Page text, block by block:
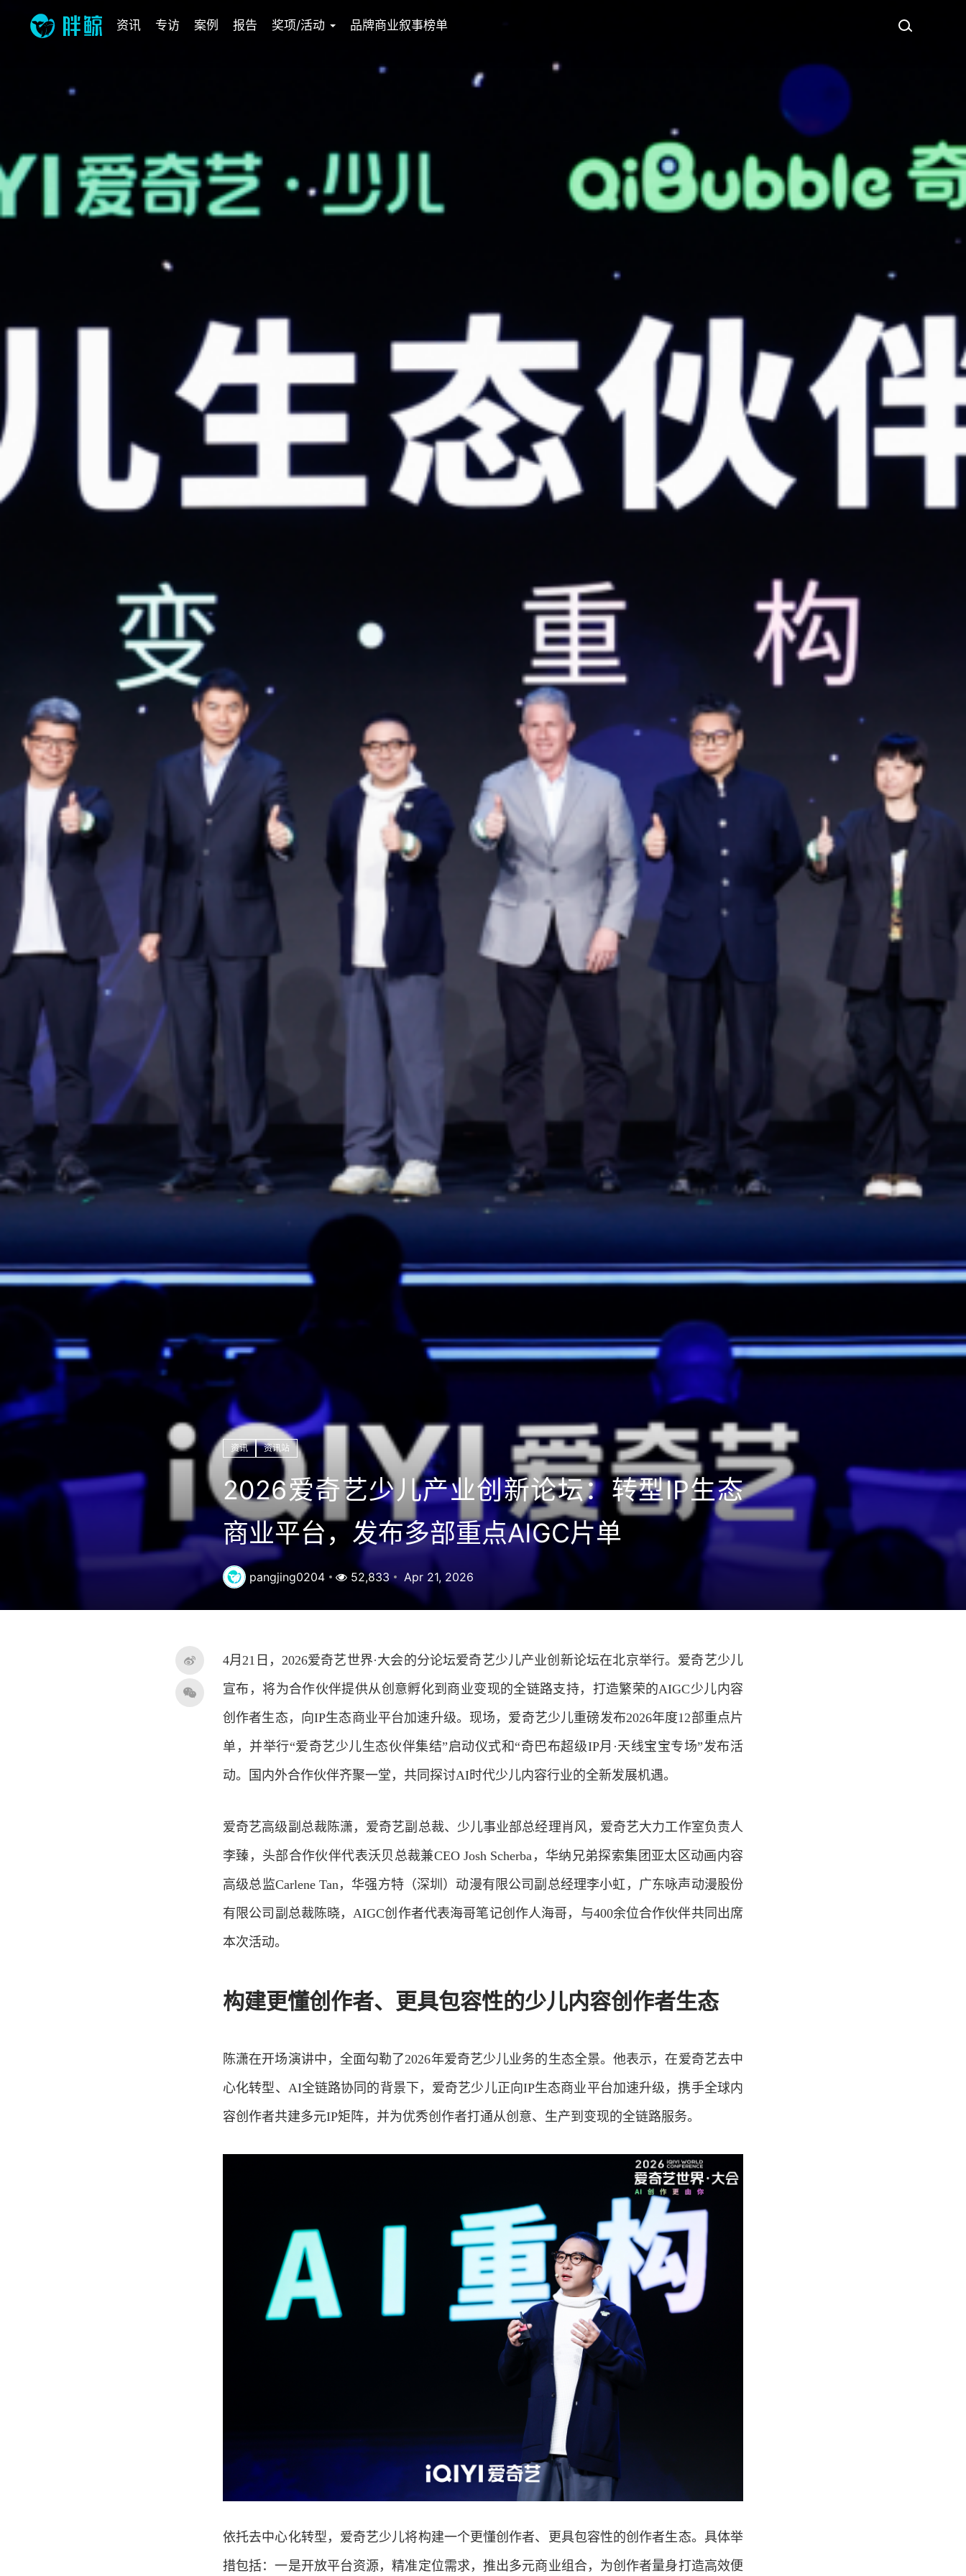
资讯 专访 案例 报告 奖项/活动 品牌商业叙事榜单
资讯 资讯站
2026爱奇艺少儿产业创新论坛：转型IP生态
商业平台，发布多部重点AIGC片单
pangjing0204 52,833 Apr 21, 2026
4月21日，2026爱奇艺世界·大会的分论坛爱奇艺少儿产业创新论坛在北京举行。爱奇艺少儿
宣布，将为合作伙伴提供从创意孵化到商业变现的全链路支持，打造繁荣的AIGC少儿内容
创作者生态，向IP生态商业平台加速升级。现场，爱奇艺少儿重磅发布2026年度12部重点片
单，并举行“爱奇艺少儿生态伙伴集结”启动仪式和“奇巴布超级IP月·天线宝宝专场”发布活
动。国内外合作伙伴齐聚一堂，共同探讨AI时代少儿内容行业的全新发展机遇。
爱奇艺高级副总裁陈潇，爱奇艺副总裁、少儿事业部总经理肖风，爱奇艺大力工作室负责人
李臻，头部合作伙伴代表沃贝总裁兼CEO Josh Scherba，华纳兄弟探索集团亚太区动画内容
高级总监Carlene Tan，华强方特（深圳）动漫有限公司副总经理李小虹，广东咏声动漫股份
有限公司副总裁陈晓，AIGC创作者代表海哥笔记创作人海哥，与400余位合作伙伴共同出席
本次活动。
构建更懂创作者、更具包容性的少儿内容创作者生态
陈潇在开场演讲中，全面勾勒了2026年爱奇艺少儿业务的生态全景。他表示，在爱奇艺去中
心化转型、AI全链路协同的背景下，爱奇艺少儿正向IP生态商业平台加速升级，携手全球内
容创作者共建多元IP矩阵，并为优秀创作者打通从创意、生产到变现的全链路服务。
依托去中心化转型，爱奇艺少儿将构建一个更懂创作者、更具包容性的创作者生态。具体举
措包括：一是开放平台资源，精准定位需求，推出多元商业组合，为创作者量身打造高效便